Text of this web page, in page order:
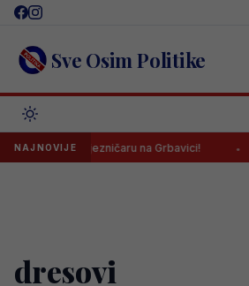
Skip
content Sve Osim Politike
NAJNOVIJE
pobjedu Željezničaru na Grbavici!
dresovi